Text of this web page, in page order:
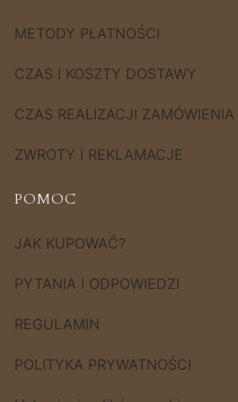
METODY PŁATNOŚCI
CZAS I KOSZTY DOSTAWY
CZAS REALIZACJI ZAMÓWIENIA
ZWROTY I REKLAMACJE
POMOC
JAK KUPOWAĆ?
PYTANIA I ODPOWIEDZI
REGULAMIN
POLITYKA PRYWATNOŚCI